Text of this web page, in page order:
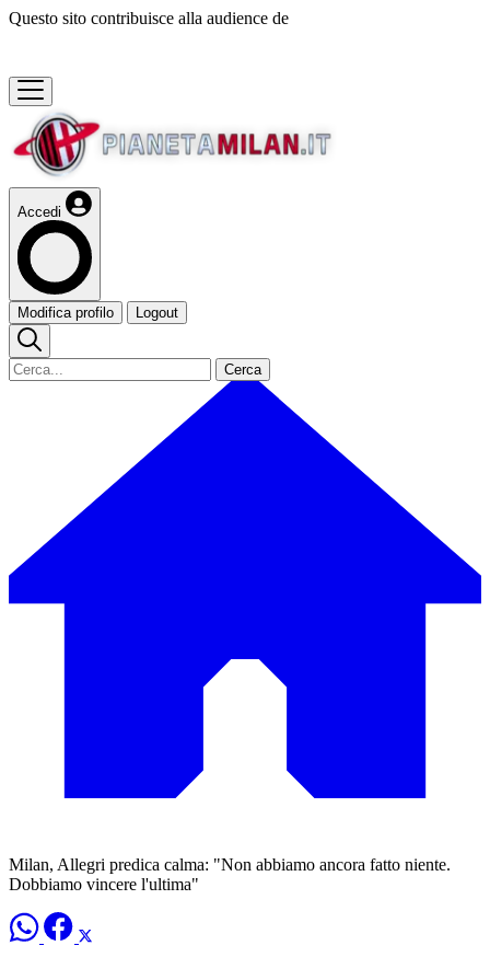
Questo sito contribuisce alla audience de
Accedi
Modifica profilo Logout
Cerca
Milan, Allegri predica calma: "Non abbiamo ancora fatto niente.
Dobbiamo vincere l'ultima"